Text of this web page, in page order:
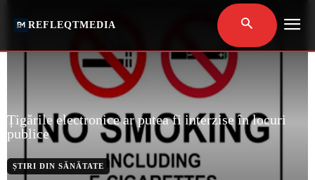
REFLEQTMEDIA
Țigările electronice ar putea fi interzise în locuri
publice
ȘTIRI DIN SĂNĂTATE